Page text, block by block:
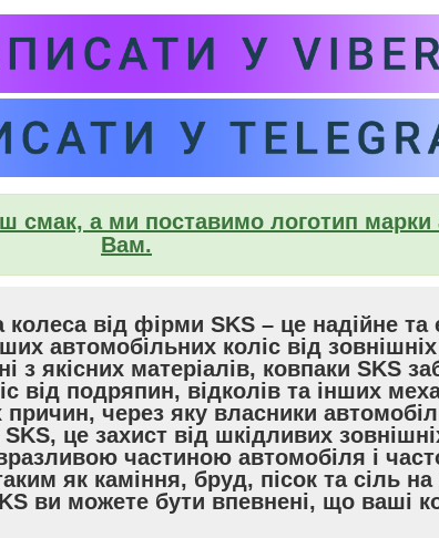
смак, а ми поставимо логотип марки
Вам.
колеса від фірми SKS – це надійне
автомобільних коліс від
з якісних матеріалів, ковпаки SKS
від подряпин, відколів та інших
причин, через яку власники
SKS, це захист від шкідливих
частиною автомобіля і
як каміння, бруд, пісок та сіль
ви можете бути впевнені, що ваші